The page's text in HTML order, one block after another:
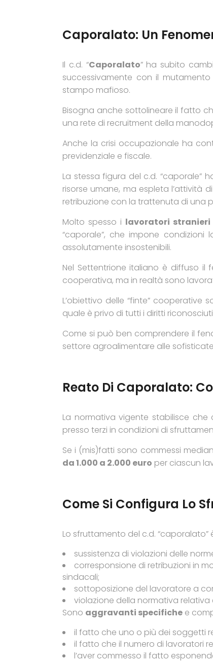
Caporalato: Un
Il c.d. “Caporalato” ha subito
successivamente con il
stampo mafioso.
Bisogna anche sottolineare il fatto
una rete di recruitment della
Anche la crisi occupazionale ha
previdenziale e fiscale.
La stessa figura del c.d.
risorse umane, ma espleta l’attività
retribuzione con la trattenuta di una
Molto spesso i lavoratori stranieri
“caporale”, che impone
assolutamente insostenibili.
Nel Settentrione italiano è diffuso il
cooperativa, ma in realtà sono
L’obiettivo delle “finte”
quale è privo di tutti i diritti
Come si può ben comprendere il
settore agroalimentare alle
Reato Di Caporalato:
La normativa vigente stabilisce che
presso terzi in condizioni di
Se i (mis)fatti sono commessi
da 1.000 a 2.000 euro per ciascun
Come Si Configura Lo
Lo sfruttamento del c.d.
sussistenza di violazioni delle
corresponsione di retribuzioni in
sindacali;
sottoposizione del lavoratore a
violazione della normativa relativa
Sono aggravanti specifiche e
il fatto che uno o più dei soggetti
il fatto che il numero di lavoratori
l’aver commesso il fatto